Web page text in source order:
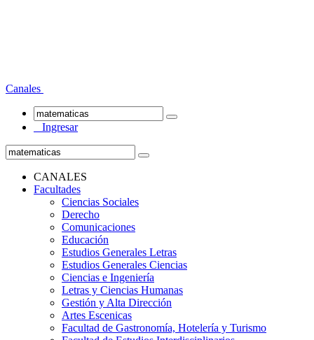
Canales
Ingresar
CANALES
Facultades
Ciencias Sociales
Derecho
Comunicaciones
Educación
Estudios Generales Letras
Estudios Generales Ciencias
Ciencias e Ingeniería
Letras y Ciencias Humanas
Gestión y Alta Dirección
Artes Escenicas
Facultad de Gastronomía, Hotelería y Turismo